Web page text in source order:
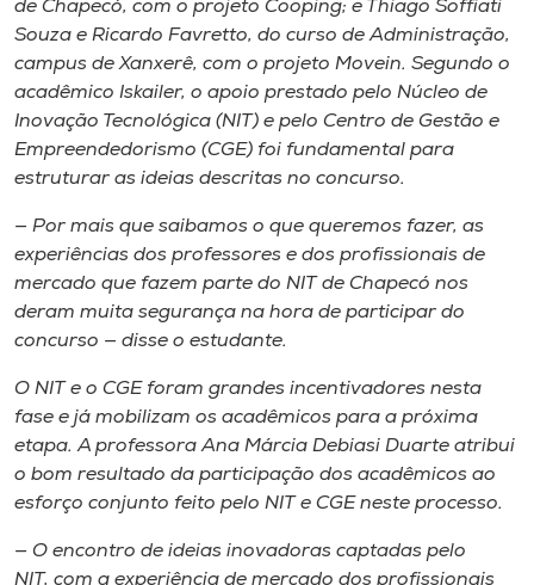
de Chapecó, com o projeto Cooping; e Thiago Soffiati
Souza e Ricardo Favretto, do curso de Administração,
campus de Xanxerê, com o projeto Movein. Segundo o
acadêmico Iskailer, o apoio prestado pelo Núcleo de
Inovação Tecnológica (NIT) e pelo Centro de Gestão e
Empreendedorismo (CGE) foi fundamental para
estruturar as ideias descritas no concurso.
— Por mais que saibamos o que queremos fazer, as
experiências dos professores e dos profissionais de
mercado que fazem parte do NIT de Chapecó nos
deram muita segurança na hora de participar do
concurso — disse o estudante.
O NIT e o CGE foram grandes incentivadores nesta
fase e já mobilizam os acadêmicos para a próxima
etapa. A professora Ana Márcia Debiasi Duarte atribui
o bom resultado da participação dos acadêmicos ao
esforço conjunto feito pelo NIT e CGE neste processo.
— O encontro de ideias inovadoras captadas pelo
NIT, com a experiência de mercado dos profissionais